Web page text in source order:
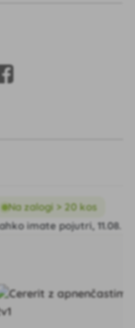
Na zalogi > 20 kos
imate pojutri, 11.08.